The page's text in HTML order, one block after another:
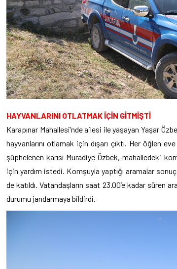
HAYVANLARINI OTLATMAK İÇİN GİTMİŞTİ
Karapınar Mahallesi’nde ailesi ile yaşayan Yaşar
hayvanlarını otlamak için dışarı çıktı. Her öğlen
şüphelenen karısı Muradiye Özbek, mahalledeki
için yardım istedi. Komşuyla yaptığı aramalar
de katıldı. Vatandaşların saat 23.00’e kadar süren
durumu jandarmaya bildirdi.